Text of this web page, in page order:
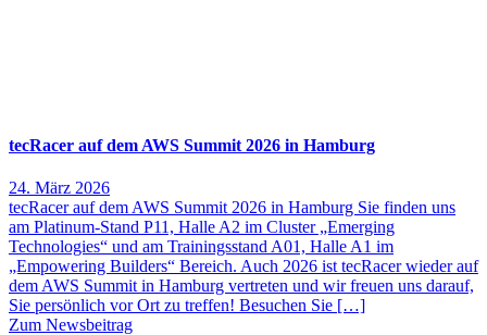
tecRacer auf dem AWS Summit 2026 in Hamburg
24. März 2026
tecRacer auf dem AWS Summit 2026 in Hamburg Sie finden uns
am Platinum-Stand P11, Halle A2 im Cluster „Emerging
Technologies“ und am Trainingsstand A01, Halle A1 im
„Empowering Builders“ Bereich. Auch 2026 ist tecRacer wieder auf
dem AWS Summit in Hamburg vertreten und wir freuen uns darauf,
Sie persönlich vor Ort zu treffen! Besuchen Sie […]
Zum Newsbeitrag